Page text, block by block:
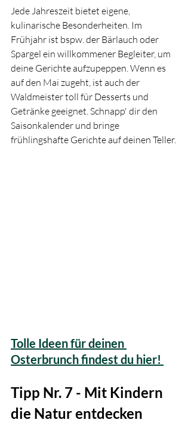
Jede Jahreszeit bietet eigene,
kulinarische Besonderheiten. Im
Frühjahr ist bspw. der Bärlauch oder
Spargel ein willkommener Begleiter, um
deine Gerichte aufzupeppen. Wenn es
auf den Mai zugeht, ist auch der
Waldmeister toll für Desserts und
Getränke geeignet. Schnapp' dir den
Saisonkalender und bringe
frühlingshafte Gerichte auf deinen Teller.
Tolle Ideen für deinen
Osterbrunch findest du hier!
Tipp Nr. 7 - Mit Kindern
die Natur entdecken